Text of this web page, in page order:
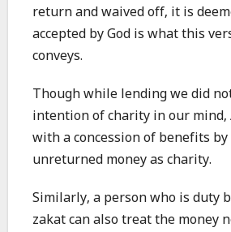
return and waived off, it is
accepted by God is what this
conveys.
Though while lending we did
intention of charity in our mind,
with a concession of benefits
unreturned money as charity.
Similarly, a person who is duty
zakat can also treat the money